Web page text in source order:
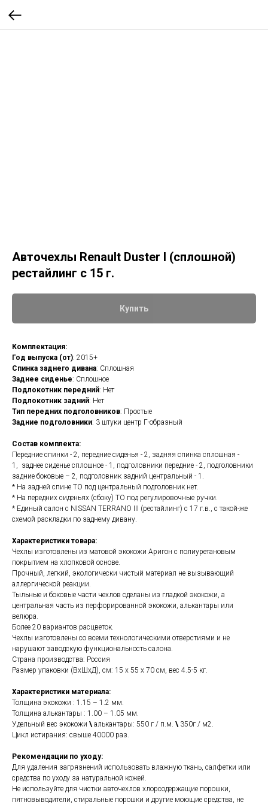
Авточехлы Renault Duster I (сплошной)
рестайлинг с 15 г.
Купить
Комплектация:
Год выпуска (от): 2015+
Спинка заднего дивана: Сплошная
Заднее сиденье: Сплошное
Подлокотник передний: Нет
Подлокотник задний: Нет
Тип передних подголовников: Простые
Задние подголовники: 3 штуки центр Г-образный
Состав комплекта:
Передние спинки - 2, передние сиденья - 2, задняя спинка сплошная -
1, заднее сиденье сплошное - 1, подголовники передние - 2, подголовники
задние боковые – 2, подголовник задний центральный - 1.
* На задней спине ТО под центральный подголовник нет.
* На передних сиденьях (сбоку) ТО под регулировочные ручки.
* Единый салон с NISSAN TERRANO III (рестайлинг) с 17 г.в., с такой-же
схемой раскладки по заднему дивану.
Характеристики товара:
Чехлы изготовлены из матовой экокожи Аригон с полиуретановым
покрытием на хлопковой основе.
Прочный, легкий, экологически чистый материал не вызывающий
аллергической реакции.
Тыльные и боковые части чехлов сделаны из гладкой экокожи, а
центральная часть из перфорированной экокожи, алькантары или
велюра.
Более 20 вариантов расцветок.
Чехлы изготовлены со всеми технологическими отверстиями и не
нарушают заводскую функциональность салона.
Страна производства: Россия
Размер упаковки (ВхШхД), см: 15 x 55 x 70 см, вес 4.5-5 кг.
Характеристики материала:
Толщина экокожи : 1.15 – 1.2 мм.
Толщина алькантары : 1.00 – 1.05 мм.
Удельный вес экокожи \ алькантары: 550 г / п.м. \ 350г / м2.
Цикл истирания: свыше 40000 раз.
Рекомендации по уходу:
Для удаления загрязнений использовать влажную ткань, салфетки или
средства по уходу за натуральной кожей.
Не используйте для чистки авточехлов хлорсодержащие порошки,
пятновыводители, стиральные порошки и другие моющие средства, не